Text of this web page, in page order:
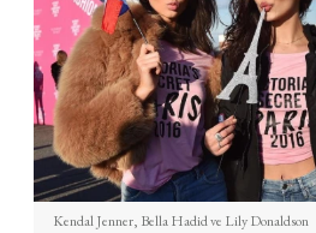
Kendal Jenner, Bella Hadid ve Lily Donaldson